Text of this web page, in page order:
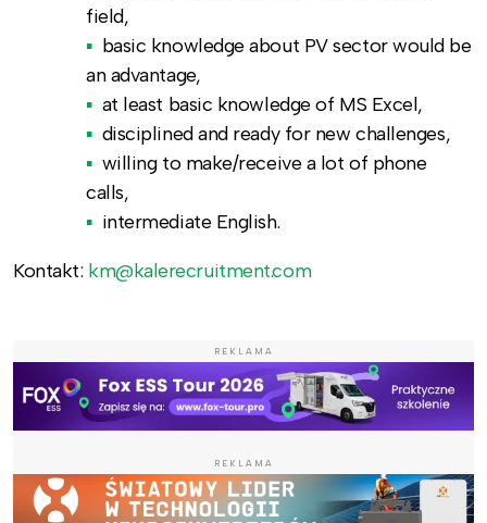
field,
basic knowledge about PV sector would be
an advantage,
at least basic knowledge of MS Excel,
disciplined and ready for new challenges,
willing to make/receive a lot of phone
calls,
intermediate English.
Kontakt: km@kalerecruitment.com
REKLAMA
REKLAMA